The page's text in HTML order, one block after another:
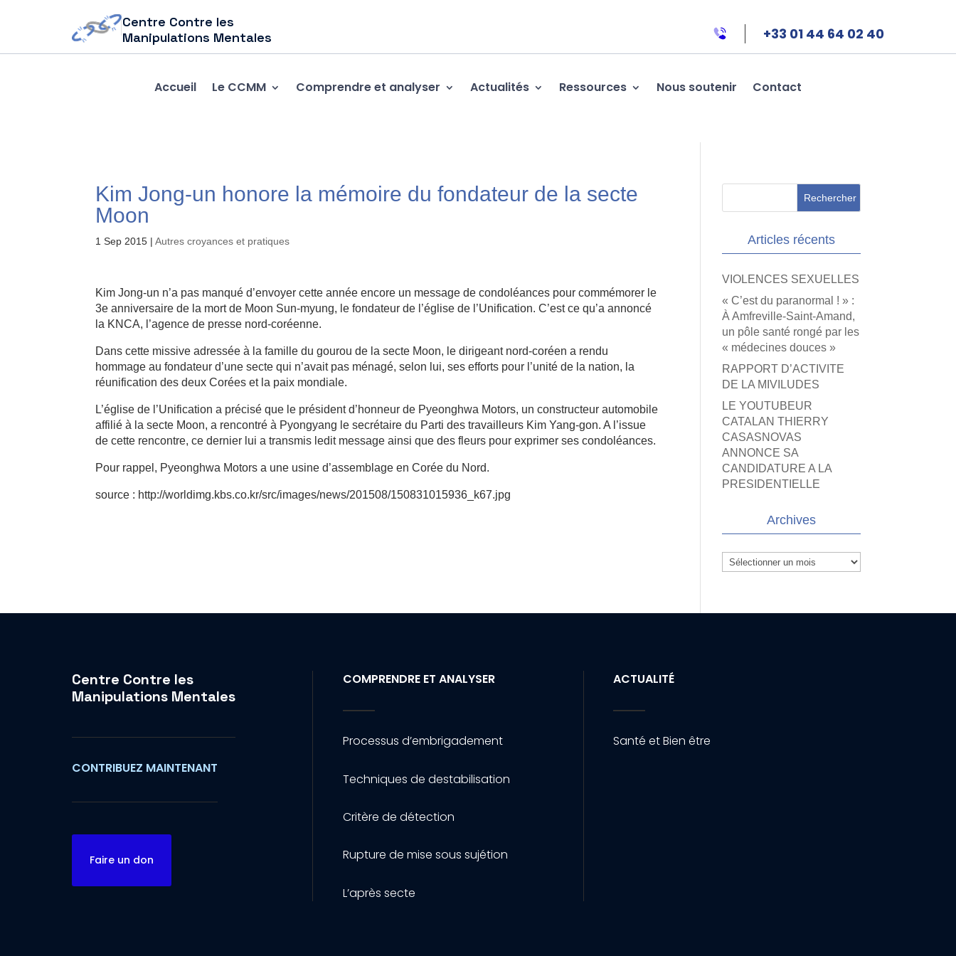
Centre Contre les
Manipulations Mentales
+33 01 44 64 02 40
Accueil Le CCMM Comprendre et analyser Actualités Ressources Nous soutenir Contact
Kim Jong-un honore la mémoire du fondateur de la secte
Moon
1 Sep 2015 |Autres croyances et pratiques
Kim Jong-un n’a pas manqué d’envoyer cette année encore un message de condoléances pour commémorer le
3e anniversaire de la mort de Moon Sun-myung, le fondateur de l’église de l’Unification. C’est ce qu’a annoncé
la KNCA, l’agence de presse nord-coréenne.
Dans cette missive adressée à la famille du gourou de la secte Moon, le dirigeant nord-coréen a rendu
hommage au fondateur d’une secte qui n’avait pas ménagé, selon lui, ses efforts pour l’unité de la nation, la
réunification des deux Corées et la paix mondiale.
L’église de l’Unification a précisé que le président d’honneur de Pyeonghwa Motors, un constructeur automobile
affilié à la secte Moon, a rencontré à Pyongyang le secrétaire du Parti des travailleurs Kim Yang-gon. A l’issue
de cette rencontre, ce dernier lui a transmis ledit message ainsi que des fleurs pour exprimer ses condoléances.
Pour rappel, Pyeonghwa Motors a une usine d’assemblage en Corée du Nord.
source : http://worldimg.kbs.co.kr/src/images/news/201508/150831015936_k67.jpg
Articles récents
VIOLENCES SEXUELLES
« C’est du paranormal ! » :
À Amfreville-Saint-Amand,
un pôle santé rongé par les
« médecines douces »
RAPPORT D’ACTIVITE
DE LA MIVILUDES
LE YOUTUBEUR
CATALAN THIERRY
CASASNOVAS
ANNONCE SA
CANDIDATURE A LA
PRESIDENTIELLE
Archives
Archives
Centre Contre les
Manipulations Mentales
CONTRIBUEZ MAINTENANT
Faire un don
COMPRENDRE ET ANALYSER
Processus d’embrigadement
Techniques de destabilisation
Critère de détection
Rupture de mise sous sujétion
L’après secte
ACTUALITÉ
Santé et Bien être